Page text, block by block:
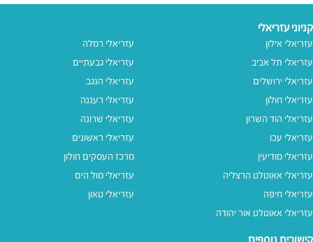
קניוני עזריאלי
עזריאלי אילון
עזריאלי תל אביב
עזריאלי ירושלים
עזריאלי חולון
עזריאלי הוד השרון
עזריאלי עכו
עזריאלי מודיעין
עזריאלי אאוטלט הרצליה
עזריאלי חיפה
עזריאלי אאוטלט אור יהודה
עזריאלי רמלה
עזריאלי גבעתיים
עזריאלי הנגב
עזריאלי רעננה
עזריאלי שרונה
עזריאלי ראשונים
מרכז העסקים חולון
עזריאלי מול הים
עזריאלי טאון